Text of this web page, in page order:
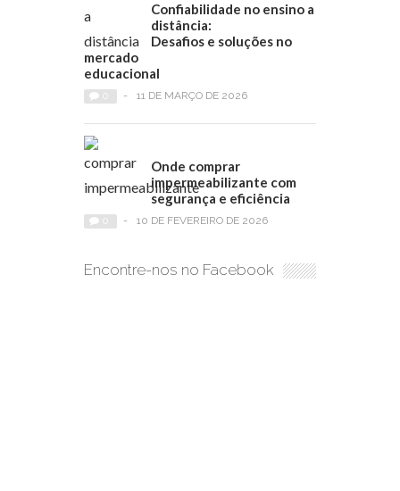
Confiabilidade no ensino a
distância:
Desafios e soluções no
mercado
educacional
- 11 DE MARÇO DE 2026
Onde comprar
impermeabilizante com
segurança e eficiência
- 10 DE FEVEREIRO DE 2026
Encontre-nos no Facebook